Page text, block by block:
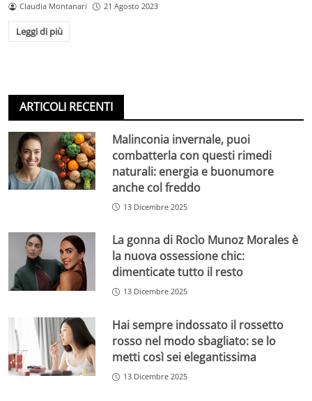
Claudia Montanari 21 Agosto 2023
Leggi di più
ARTICOLI RECENTI
Malinconia invernale, puoi
combatterla con questi rimedi
naturali: energia e buonumore
anche col freddo
13 Dicembre 2025
La gonna di Rocìo Munoz Morales è
la nuova ossessione chic:
dimenticate tutto il resto
13 Dicembre 2025
Hai sempre indossato il rossetto
rosso nel modo sbagliato: se lo
metti così sei elegantissima
13 Dicembre 2025